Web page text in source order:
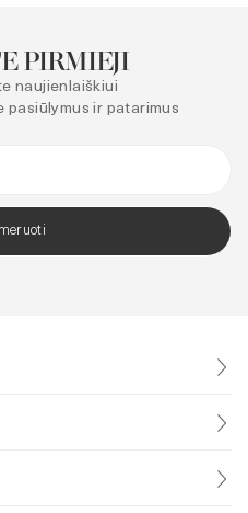
PIRMIEJI
naujienlaiškiui
pasiūlymus ir patarimus